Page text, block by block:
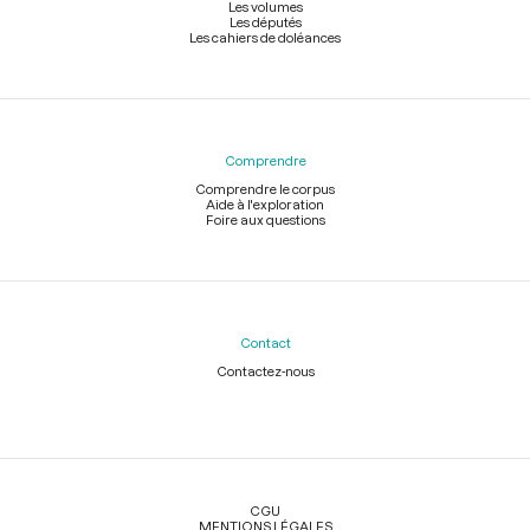
Les volumes
Les députés
Les cahiers de doléances
Comprendre
Comprendre le corpus
Aide à l'exploration
Foire aux questions
Contact
Contactez-nous
Légal
CGU
MENTIONS LÉGALES